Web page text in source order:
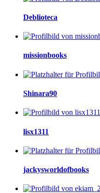
Deblioteca
missionbooks
Shinara90
lisx1311
jackysworldofbooks